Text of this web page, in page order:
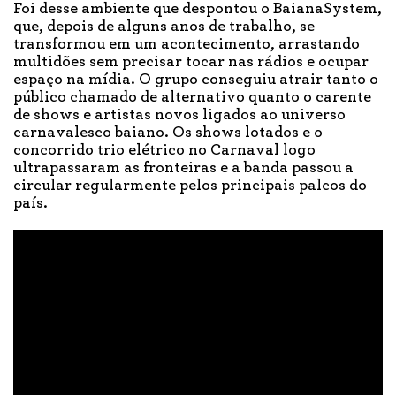
Foi desse ambiente que despontou o BaianaSystem,
que, depois de alguns anos de trabalho, se
transformou em um acontecimento, arrastando
multidões sem precisar tocar nas rádios e ocupar
espaço na mídia. O grupo conseguiu atrair tanto o
público chamado de alternativo quanto o carente
de shows e artistas novos ligados ao universo
carnavalesco baiano. Os shows lotados e o
concorrido trio elétrico no Carnaval logo
ultrapassaram as fronteiras e a banda passou a
circular regularmente pelos principais palcos do
país.